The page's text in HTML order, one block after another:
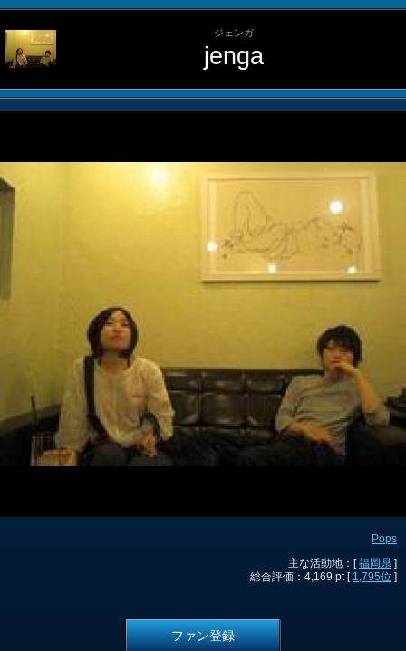
ジェンガ
jenga
Pops
主な活動地：[福岡県 ]
総合評価：4,169 pt [ 1,795位 ]
ファン登録